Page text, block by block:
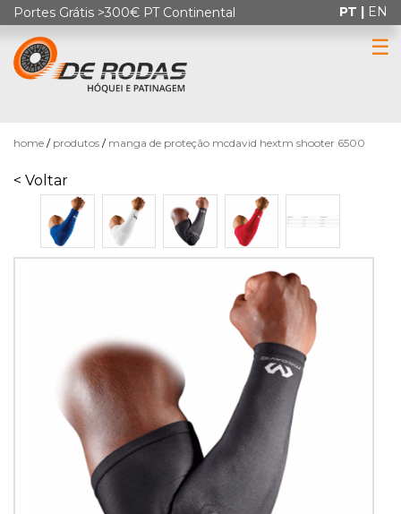
Portes Grátis >300€ PT Continental
PATINAGEM
PATINAGEM
☰
PT | EN
home produtos manga de proteção mcdavid hextm shooter 6500
< Voltar